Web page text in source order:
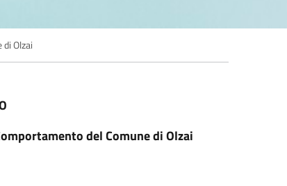
Olzai
del Comune di Olzai